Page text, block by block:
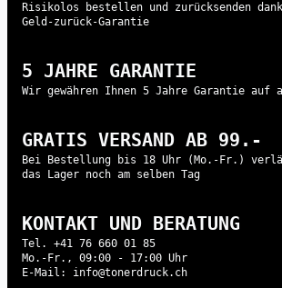
Risikolos bestellen und zurücksenden
Geld-zurück-Garantie
5 JAHRE GARANTIE
Wir gewähren Ihnen 5 Jahre Garantie auf
GRATIS VERSAND AB 99.-
Bei Bestellung bis 18 Uhr (Mo.-Fr.)
das Lager noch am selben Tag
KONTAKT UND BERATUNG
Tel. +41 76 660 01 85
Mo.-Fr., 09:00 - 17:00 Uhr
E-Mail: info@tonerdruck.ch